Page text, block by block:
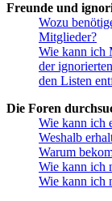
Freunde und
Wozu
Mitglieder?
Wie kann ich
der
den Listen
Die Foren
Wie kann ich
Weshalb
Warum
Wie kann ich
Wie kann ich